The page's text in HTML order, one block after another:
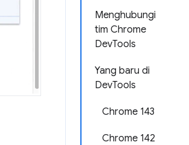
Menghubungi
tim Chrome
DevTools
Yang baru di
DevTools
Chrome 143
Chrome 142